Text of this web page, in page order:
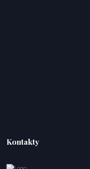
Kontakty